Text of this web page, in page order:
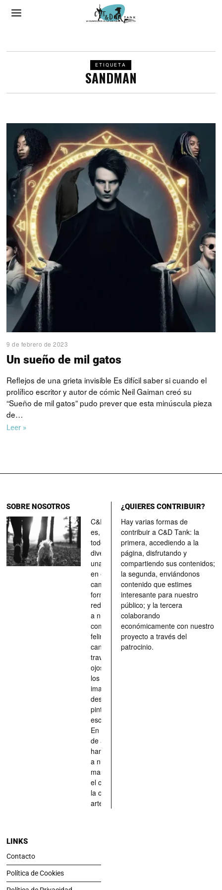
ETIQUETA
SANDMAN
9 de febrero de 2023
Un sueño de mil gatos
Reflejos de una grieta invisible Es difícil saber si cuando el
prolífico escritor y autor de cómic Neil Gaiman creó su
“Sueño de mil gatos” pudo prever que esta minúscula pieza
de…
Leer »
SOBRE NOSOTROS
C&D Tank
es, ante
todo, un
divertimento,
una parada
en el
camino, una
forma de
redescubrir
a nuestros
compañeros
felinos y
caninos a
través de los
ojos quienes
los han
imaginado,
descrito,
pintado,
esculpido...
En definitiva,
de aquellos
han situado
a nuestras
mascotas en
el centro de
la obra de
arte.
¿QUIERES CONTRIBUIR?
Hay varias formas de
contribuir a C&D Tank: la
primera, accediendo a la
página, disfrutando y
compartiendo sus contenidos;
la segunda, enviándonos
contenido que estimes
interesante para nuestro
público; y la tercera
colaborando
económicamente con nuestro
proyecto a través del
patrocinio.
LINKS
Contacto
Política de Cookies